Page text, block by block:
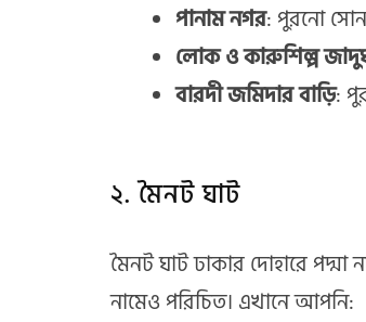
পানাম নগর: পুরনো
লোক ও কারুশিল্প
বারদী জমিদার বাড়ি:
২. মৈনট ঘাট
মৈনট ঘাট ঢাকার দোহারে পদ্মা
নামেও পরিচিত। এখানে আপনি: